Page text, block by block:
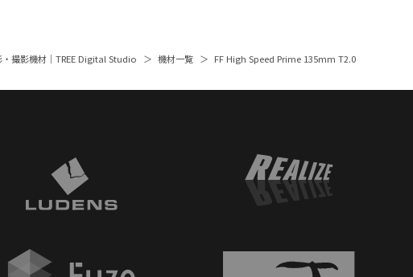
・撮影機材｜TREE Digital Studio 機材一覧 FF High Speed Prime 135mm T2.0